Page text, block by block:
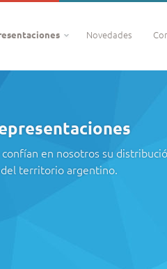
Novedades
en nosotros su
del territorio argentino.